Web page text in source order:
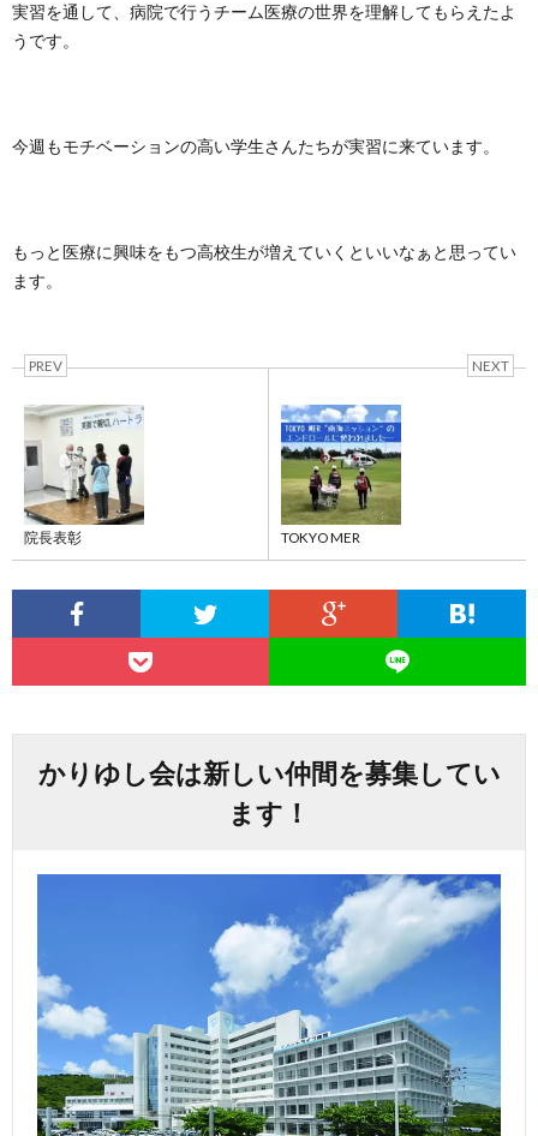
実習を通して、病院で行うチーム医療の世界を理解してもらえたよ
うです。
今週もモチベーションの高い学生さんたちが実習に来ています。
もっと医療に興味をもつ高校生が増えていくといいなぁと思ってい
ます。
PREV
院長表彰
NEXT
TOKYO MER
かりゆし会は新しい仲間を募集してい
ます！